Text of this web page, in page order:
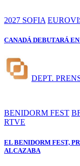
2027 SOFIA
CANADÁ DEBUTARÁ
DEPT.
BENIDORM FEST
RTVE
EL BENIDORM FEST,
ALCAZABA